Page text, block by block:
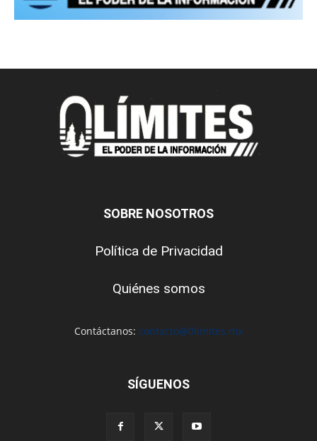
SOBRE NOSOTROS
Política de Privacidad
Quiénes somos
Contáctanos: contacto@0limites.mx
SÍGUENOS